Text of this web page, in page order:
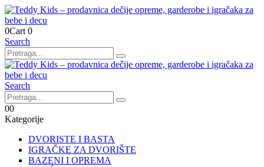
0Cart 0
Search
Search
00
Kategorije
DVORISTE I BASTA
IGRAČKE ZA DVORIŠTE
BAZENI I OPREMA